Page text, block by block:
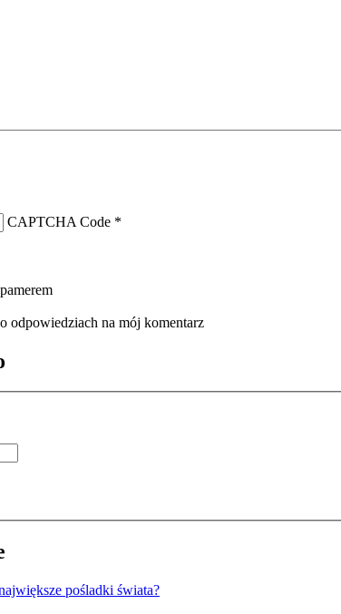
CAPTCHA Code *
odpowiedziach na mój komentarz